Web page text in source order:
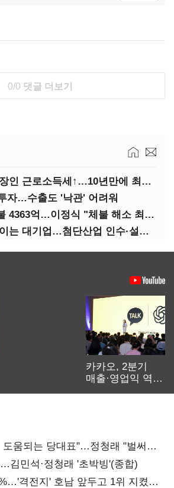
0/0 댓글 더보기
법인세 줄고 직장인 근로소득세↑…10년만에 최대치
자…수출도 '낙관' 어려워
건설업 임금체불 4363억…이정식 "체불 해소 최우선"
계열사 몸집 줄이는 대기업…첨단산업 인수·설립에 '분주'
카카오, 2분기
매출·영업익 역대
도움되는 당대표"…정청래 "벌써
"김민석·정청래 '초박빙'(종합)
격전지' 호남 앞두고 1위 지켰다